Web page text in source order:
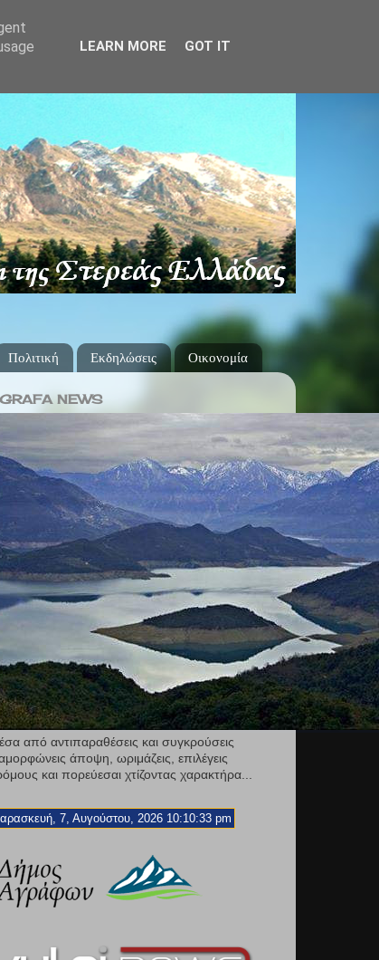
Πολιτική Εκδηλώσεις Οικονομία
NEWS
από αντιπαραθέσεις και συγκρούσεις
άποψη, ωριμάζεις, επιλέγεις
και πορεύεσαι χτίζοντας χαρακτήρα...
7, Αυγούστου, 2026 10:10:35 pm
LEARN MORE GOT IT